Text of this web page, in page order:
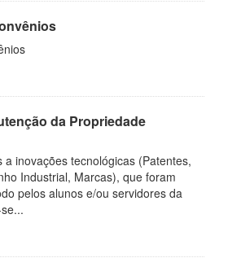
da Propriedade
a inovações tecnológicas (Patentes,
Industrial, Marcas), que foram
pelos alunos e/ou servidores da